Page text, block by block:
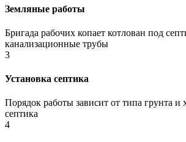
Земляные работы
Бригада рабочих копает котлован под
канализационные трубы
3
Установка септика
Порядок работы зависит от типа грунта и
септика
4